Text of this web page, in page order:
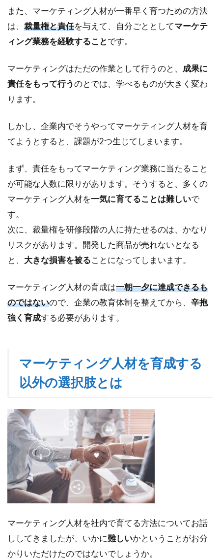
また、マーケティング人材が一番早く育つための方法
は、 裁量権と責任を与えて、自分ごととしてマーケテ
ィング業務を経験することです。
マーケティングはただの作業として行うのと、 成果に
責任をもって行うのとでは、学べるものが大きく変わ
ります。
しかし、企業内でそうやってマーケティング人材を育
てようとすると、課題が2つ生じてしまいます。
まず、責任をもってマーケティング業務に当たること
が可能な人数に限りがあります。そうすると、多くの
マーケティング人材を一気に育てることは難しいで
す。
次に、裁量権を研修段階の人に持たせるのは、かなり
リスクがあります。開発した商品が売れないとなる
と、 大きな損害を被ることになってしまいます。
マーケティング人材の育成は一朝一夕に達成できるも
のではないので、企業の教育体制を整えてから、 辛抱
強く育成する必要があります。
マーケティング人材を育成する
以外の選択肢とは
マーケティング人材を社内で育てる方法についてお話
ししてきましたが、いかに難しいかということがお分
かりいただけたのではないでしょうか。